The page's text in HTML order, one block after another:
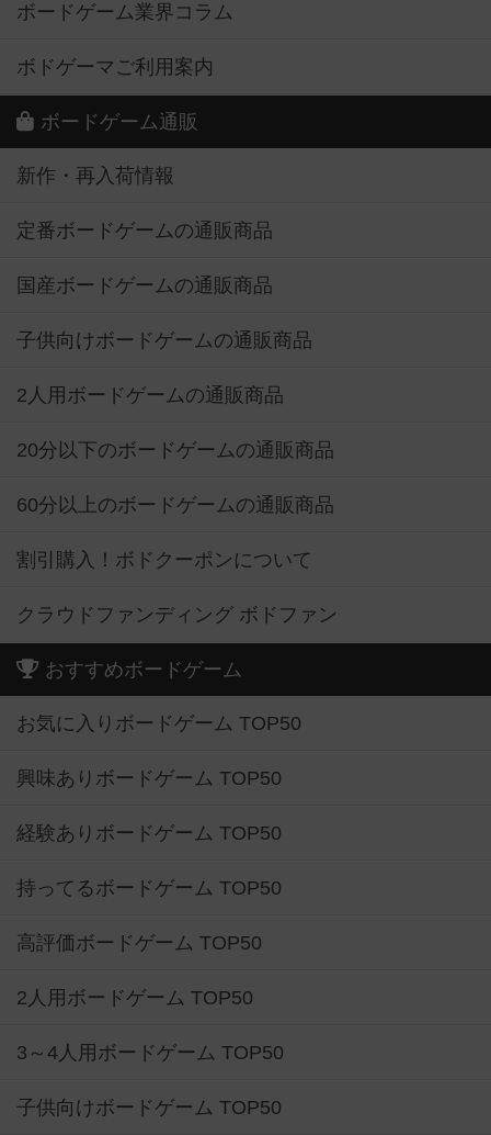
ボードゲーム業界コラム
ボドゲーマご利用案内
ボードゲーム通販
新作・再入荷情報
定番ボードゲームの通販商品
国産ボードゲームの通販商品
子供向けボードゲームの通販商品
2人用ボードゲームの通販商品
20分以下のボードゲームの通販商品
60分以上のボードゲームの通販商品
割引購入！ボドクーポンについて
クラウドファンディング ボドファン
おすすめボードゲーム
お気に入りボードゲーム TOP50
興味ありボードゲーム TOP50
経験ありボードゲーム TOP50
持ってるボードゲーム TOP50
高評価ボードゲーム TOP50
2人用ボードゲーム TOP50
3～4人用ボードゲーム TOP50
子供向けボードゲーム TOP50